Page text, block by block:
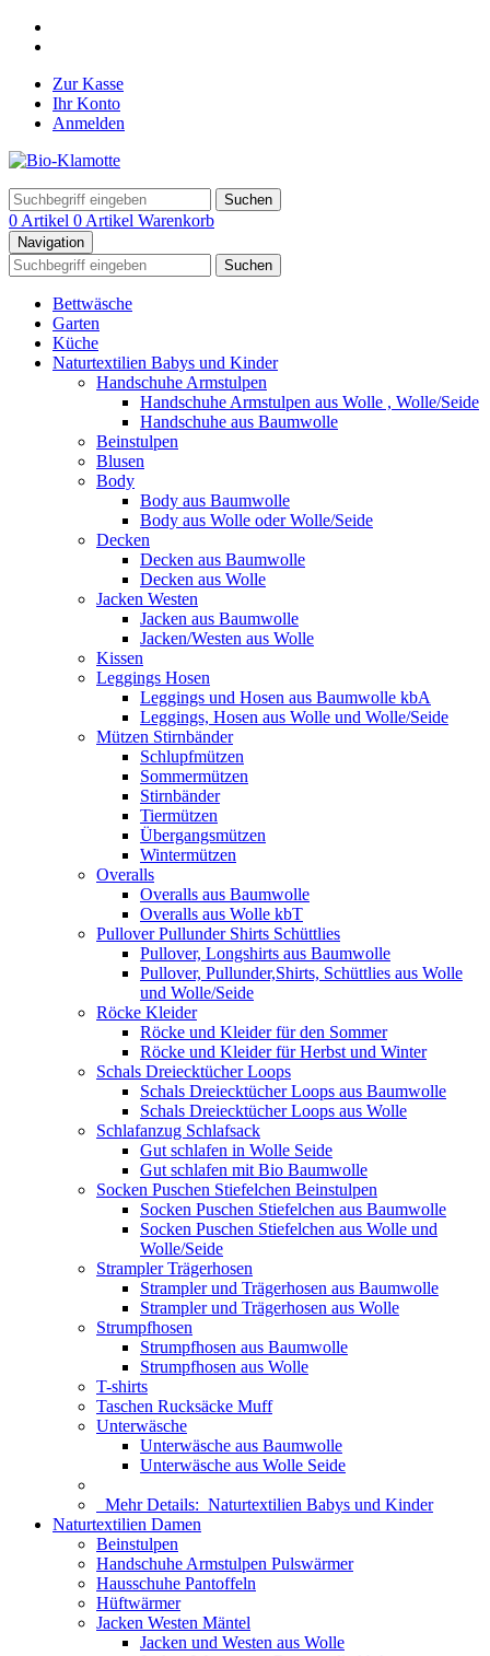
Zur Kasse
Ihr Konto
Anmelden
Suchen
0 Artikel 0 Artikel Warenkorb
Navigation
Suchen
Bettwäsche
Garten
Küche
Naturtextilien Babys und Kinder
Handschuhe Armstulpen
Handschuhe Armstulpen aus Wolle , Wolle/Seide
Handschuhe aus Baumwolle
Beinstulpen
Blusen
Body
Body aus Baumwolle
Body aus Wolle oder Wolle/Seide
Decken
Decken aus Baumwolle
Decken aus Wolle
Jacken Westen
Jacken aus Baumwolle
Jacken/Westen aus Wolle
Kissen
Leggings Hosen
Leggings und Hosen aus Baumwolle kbA
Leggings, Hosen aus Wolle und Wolle/Seide
Mützen Stirnbänder
Schlupfmützen
Sommermützen
Stirnbänder
Tiermützen
Übergangsmützen
Wintermützen
Overalls
Overalls aus Baumwolle
Overalls aus Wolle kbT
Pullover Pullunder Shirts Schüttlies
Pullover, Longshirts aus Baumwolle
Pullover, Pullunder,Shirts, Schüttlies aus Wolle
und Wolle/Seide
Röcke Kleider
Röcke und Kleider für den Sommer
Röcke und Kleider für Herbst und Winter
Schals Dreiecktücher Loops
Schals Dreiecktücher Loops aus Baumwolle
Schals Dreiecktücher Loops aus Wolle
Schlafanzug Schlafsack
Gut schlafen in Wolle Seide
Gut schlafen mit Bio Baumwolle
Socken Puschen Stiefelchen Beinstulpen
Socken Puschen Stiefelchen aus Baumwolle
Socken Puschen Stiefelchen aus Wolle und
Wolle/Seide
Strampler Trägerhosen
Strampler und Trägerhosen aus Baumwolle
Strampler und Trägerhosen aus Wolle
Strumpfhosen
Strumpfhosen aus Baumwolle
Strumpfhosen aus Wolle
T-shirts
Taschen Rucksäcke Muff
Unterwäsche
Unterwäsche aus Baumwolle
Unterwäsche aus Wolle Seide
Mehr Details: Naturtextilien Babys und Kinder
Naturtextilien Damen
Beinstulpen
Handschuhe Armstulpen Pulswärmer
Hausschuhe Pantoffeln
Hüftwärmer
Jacken Westen Mäntel
Jacken und Westen aus Wolle